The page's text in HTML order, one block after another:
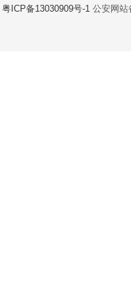
粤ICP备13030909号-1 公安网站